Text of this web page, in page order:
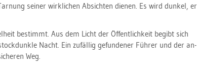
sei­ner wirk­li­chen Ab­sich­ten die­nen. Es wird dun­kel, er
be­stimmt. Aus dem Licht der Öf­fent­lich­keit be­gibt sich
Nacht. Ein zu­fäl­lig ge­fun­de­ner Füh­rer und der an­
Weg.